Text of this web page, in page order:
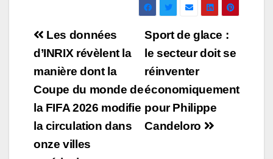
Navigation
de
l’article
Sport de glace :
le secteur doit se
réinventer
économiquement
pour Philippe
Candeloro
Les données
d’INRIX révèlent la
manière dont la
Coupe du monde de
la FIFA 2026 modifie
la circulation dans
onze villes